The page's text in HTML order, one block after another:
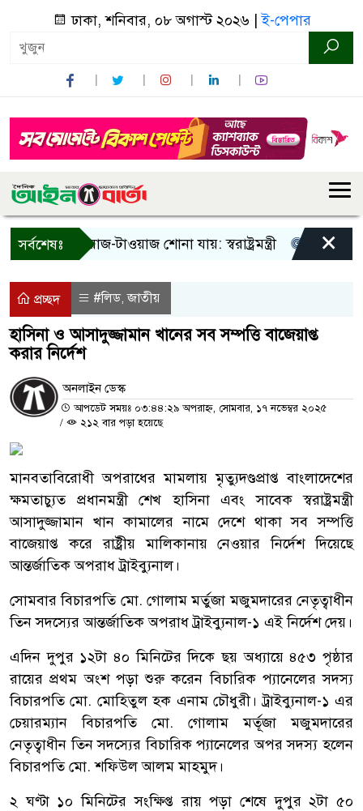
ঢাকা, শনিবার, ০৮ অগাস্ট ২০২৬ |ই-পেপার
সর্বশেষঃ
শুধু আওয়াজ-টাওয়াজ শোনা যায়: স্বরাষ্ট্রমন্ত্রী তিন দিনের
×
প্রচ্ছদ #লিড,জাতীয়
হাসিনা ও আসাদুজ্জামান খানের সব সম্পত্তি বাজেয়াপ্ত
করার নির্দেশ
অনলাইন ডেস্ক
আপডেট সময়ঃ ০৩:৪৪:২৯ অপরাহ্ন, সোমবার, ১৭ নভেম্বর ২০২৫
/
২১২ বার পড়া হয়েছে
মানবতাবিরোধী অপরাধের মামলায় মৃত্যুদণ্ডপ্রাপ্ত বাংলাদেশের
ক্ষমতাচ্যুত প্রধানমন্ত্রী শেখ হাসিনা এবং সাবেক স্বরাষ্ট্রমন্ত্রী
আসাদুজ্জামান খান কামালের নামে দেশে থাকা সব সম্পত্তি
বাজেয়াপ্ত করে রাষ্ট্রীয় মালিকানায় নেওয়ার নির্দেশ দিয়েছে
আন্তর্জাতিক অপরাধ ট্রাইব্যুনাল।
সোমবার বিচারপতি মো. গোলাম মর্তুজা মজুমদারের নেতৃত্বাধীন
তিন সদস্যের আন্তর্জাতিক অপরাধ ট্রাইব্যুনাল-১ এই নির্দেশ দেয়।
এদিন দুপুর ১২টা ৪০ মিনিটের দিকে ছয় অধ্যায়ে ৪৫৩ পৃষ্ঠার
রায়ের প্রথম অংশ পড়া শুরু করেন বিচারিক প্যানেলের সদস্য
বিচারপতি মো. মোহিতুল হক এনাম চৌধুরী। ট্রাইব্যুনাল-১ এর
চেয়ারম্যান বিচারপতি মো. গোলাম মর্তূজা মজুমদারের
নেতৃত্বাধীন তিন সদস্যের বিচারিক প্যানেলের অপর সদস্য হলেন
বিচারপতি মো. শফিউল আলম মাহমুদ।
২ ঘণ্টা ১০ মিনিটের সংক্ষিপ্ত রায় পড়া শেষে দুপুর ২টা ৫০